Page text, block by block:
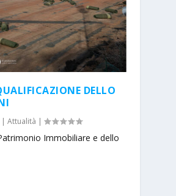
DELLO
|Attualità |
Immobiliare e dello